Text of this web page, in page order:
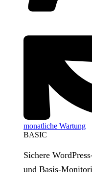
monatliche Wartung
BASIC
Sichere
und